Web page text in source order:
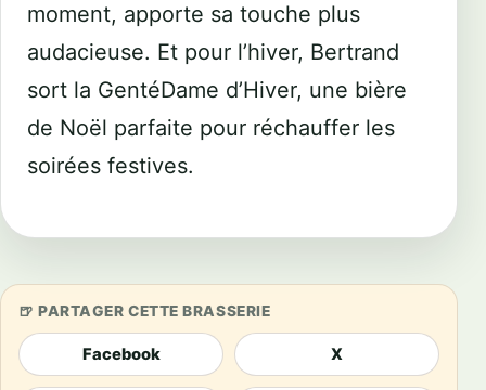
moment, apporte sa touche plus
audacieuse. Et pour l’hiver, Bertrand
sort la GentéDame d’Hiver, une bière
de Noël parfaite pour réchauffer les
soirées festives.
PARTAGER CETTE BRASSERIE
Facebook X